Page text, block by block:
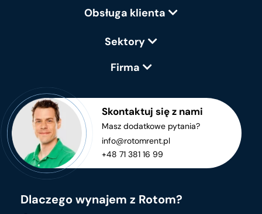
Obsługa klienta
Sektory
Firma
Skontaktuj się z nami
Masz dodatkowe pytania?
info@rotomrent.pl
+48 71 381 16 99
Dlaczego wynajem z Rotom?